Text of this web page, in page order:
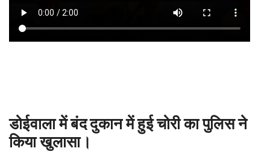
डोईवाला में बंद दुकान में हुई चोरी का पुलिस ने
किया खुलासा।